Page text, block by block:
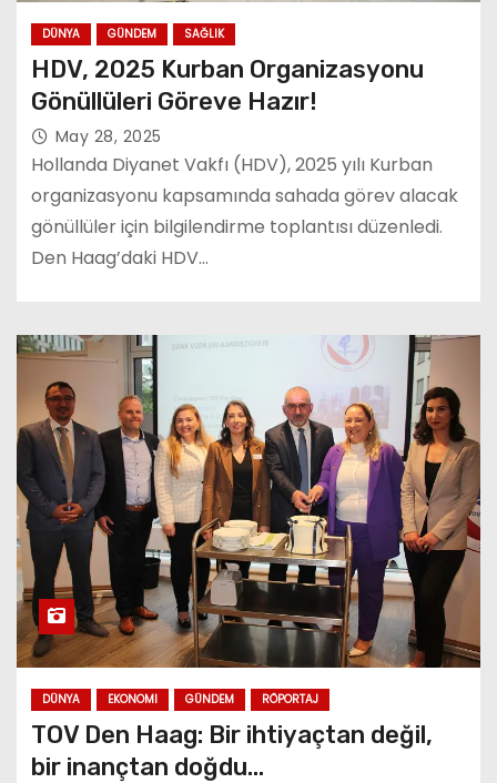
DÜNYA GÜNDEM SAĞLIK
HDV, 2025 Kurban Organizasyonu
Gönüllüleri Göreve Hazır!
May 28, 2025
Hollanda Diyanet Vakfı (HDV), 2025 yılı Kurban
organizasyonu kapsamında sahada görev alacak
gönüllüler için bilgilendirme toplantısı düzenledi.
Den Haag’daki HDV…
DÜNYA EKONOMI GÜNDEM RÖPORTAJ
TOV Den Haag: Bir ihtiyaçtan değil,
bir inançtan doğdu…